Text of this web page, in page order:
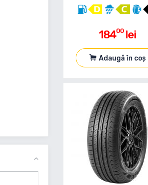
18400 lei
Adaugă în coș